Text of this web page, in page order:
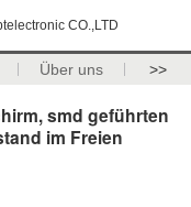
CO.,LTD
Über uns >>
smd geführten
im Freien